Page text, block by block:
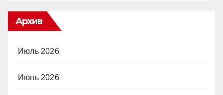
Архив
Июль 2026
Июнь 2026